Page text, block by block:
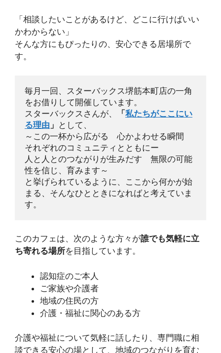
「相談したいことがあるけど、どこに行けばいい
かわからない」
そんな方にもぴったりの、安心できる居場所で
す。
毎月一回、スターバックス堺筋本町店の一角
をお借りして開催しています。
スターバックスさんが、
「私たちがここにい
る理由 」 として、
～この一杯から広がる　心かよわせる瞬間
それぞれのコミュニティとともにー
人と人とのつながりが生みだす　無限の可能
性を信じ、育みます～
と挙げられているように、ここから何かが始
まる、そんなひとときになればと考えていま
す。
このカフェは、次のような方々が誰でも気軽に立
ち寄れる場所を目指しています。
認知症のご本人
ご家族や介護者
地域の住民の方
介護・福祉に関心のある方
介護や福祉について気軽に話したり、専門職に相
談できる安心の場として、地域のつながりを育む